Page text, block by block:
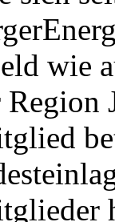
wie